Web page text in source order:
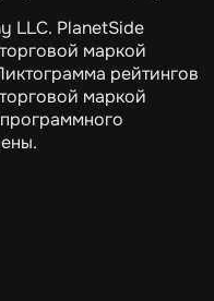
LLC. PlanetSide
маркой
рейтингов
маркой